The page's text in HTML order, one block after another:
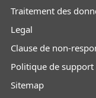
Traitement des
Legal
Clause de non-
Politique de support
Sitemap